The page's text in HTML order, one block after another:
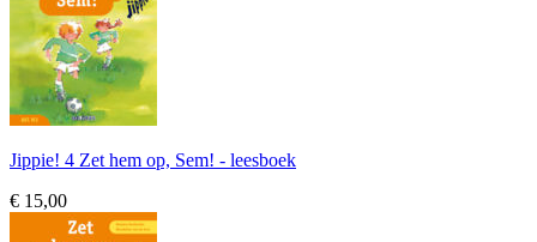
Jippie! 4 Zet hem op, Sem! - leesboek
€ 15,00